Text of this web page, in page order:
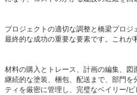
プロジェクトの適切な調整と橋梁プロジ
最終的な成功の重要な要素です。これが
材料の購入とトレース、計画の編集、
継続的な塗装、梱包、配送まで、部門を
ティを厳密に管理し、完璧なベイリー/